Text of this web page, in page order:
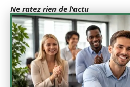
Ne ratez rien de l'actu